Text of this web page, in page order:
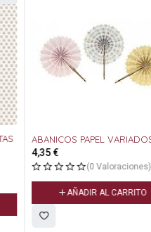
ABANICOS PAPEL VARIADOS
(0 Valoraciones)
AÑADIR AL CARRITO